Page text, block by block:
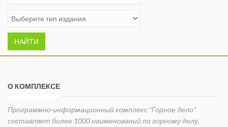
НАЙТИ
О КОМПЛЕКСЕ
Программно-информационный комплекс "Горное дело"
составляет более 1000 наименований по горному делу,